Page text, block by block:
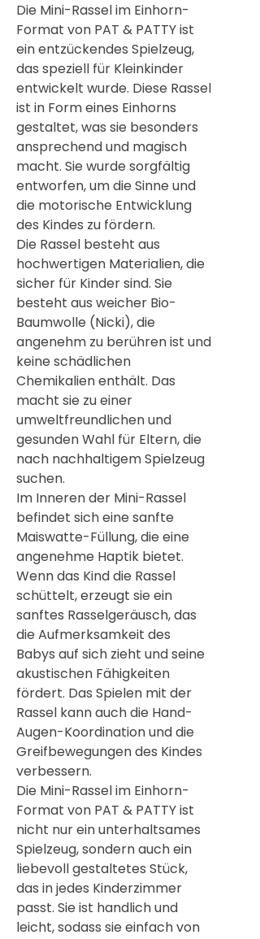
Die Mini-Rassel im Einhorn-
Format von PAT & PATTY ist
ein entzückendes Spielzeug,
das speziell für Kleinkinder
entwickelt wurde. Diese Rassel
ist in Form eines Einhorns
gestaltet, was sie besonders
ansprechend und magisch
macht. Sie wurde sorgfältig
entworfen, um die Sinne und
die motorische Entwicklung
des Kindes zu fördern.
Die Rassel besteht aus
hochwertigen Materialien, die
sicher für Kinder sind. Sie
besteht aus weicher Bio-
Baumwolle (Nicki), die
angenehm zu berühren ist und
keine schädlichen
Chemikalien enthält. Das
macht sie zu einer
umweltfreundlichen und
gesunden Wahl für Eltern, die
nach nachhaltigem Spielzeug
suchen.
Im Inneren der Mini-Rassel
befindet sich eine sanfte
Maiswatte-Füllung, die eine
angenehme Haptik bietet.
Wenn das Kind die Rassel
schüttelt, erzeugt sie ein
sanftes Rasselgeräusch, das
die Aufmerksamkeit des
Babys auf sich zieht und seine
akustischen Fähigkeiten
fördert. Das Spielen mit der
Rassel kann auch die Hand-
Augen-Koordination und die
Greifbewegungen des Kindes
verbessern.
Die Mini-Rassel im Einhorn-
Format von PAT & PATTY ist
nicht nur ein unterhaltsames
Spielzeug, sondern auch ein
liebevoll gestaltetes Stück,
das in jedes Kinderzimmer
passt. Sie ist handlich und
leicht, sodass sie einfach von